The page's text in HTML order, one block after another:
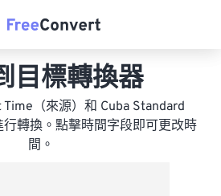
目標轉換器
（來源）和 Cuba Standard
轉換。點擊時間字段即可更改時
間。